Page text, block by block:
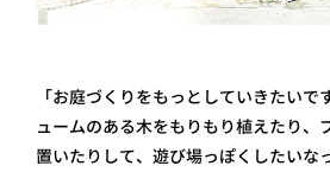
「お庭づくりをもっとしていきたいで
ュームのある木をもりもり植えたり、
置いたりして、遊び場っぽくしたいな